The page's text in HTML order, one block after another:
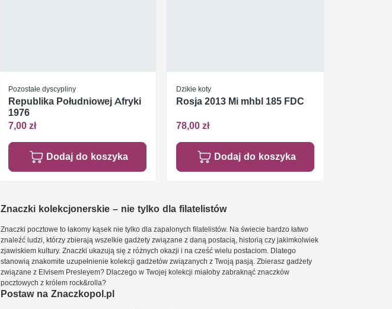
Pozostałe dyscypliny
Republika Południowej Afryki
1976
7,00 zł
Dodaj do koszyka
Dzikie koty
Rosja 2013 Mi mhbl 185 FDC
78,00 zł
Dodaj do koszyka
Znaczki kolekcjonerskie – nie tylko dla filatelistów
Znaczki pocztowe to łakomy kąsek nie tylko dla zapalonych filatelistów. Na świecie bardzo łatwo
znaleźć ludzi, którzy zbierają wszelkie gadżety związane z daną postacią, historią czy jakimkolwiek
zjawiskiem kultury. Znaczki ukazują się z różnych okazji i na cześć wielu postaciom. Dlatego
stanowią znakomite uzupełnienie kolekcji gadżetów związanych z Twoją pasją. Zbierasz gadżety
związane z Elvisem Presleyem? Dlaczego w Twojej kolekcji miałoby zabraknąć znaczków
pocztowych z królem rock&rolla?
Postaw na Znaczkopol.pl